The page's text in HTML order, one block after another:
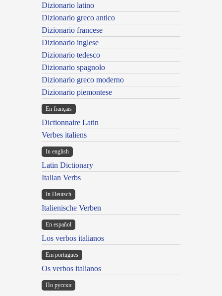
Dizionario latino
Dizionario greco antico
Dizionario francese
Dizionario inglese
Dizionario tedesco
Dizionario spagnolo
Dizionario greco moderno
Dizionario piemontese
En français
Dictionnaire Latin
Verbes italiens
In english
Latin Dictionary
Italian Verbs
In Deutsch
Italienische Verben
En español
Los verbos italianos
Em portugues
Os verbos italianos
По русски